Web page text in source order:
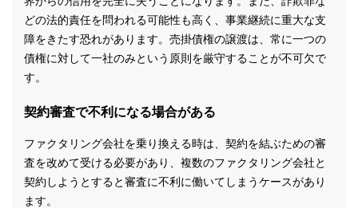
どの法的責任を問われる可能性も高く、事業継続に重大な支
障をきたす恐れがあります。売掛債権の譲渡は、常に一つの
債権に対して一社のみという原則を厳守することが不可欠で
す。
契約審査で不利になる場合がある
ファクタリング会社を乗り換える時は、契約を結ぶための審
査を改めて受ける必要があり、複数のファクタリング会社と
契約しようとすると審査に不利に働いてしまうケースがあり
ます。